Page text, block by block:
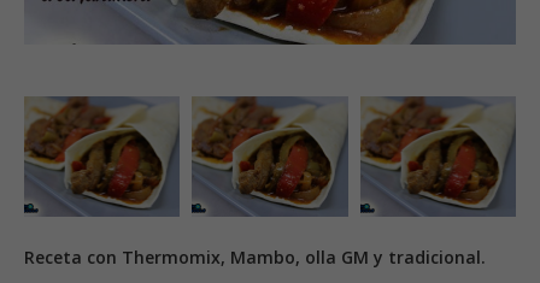
Receta con Thermomix, Mambo, olla GM y tradicional.